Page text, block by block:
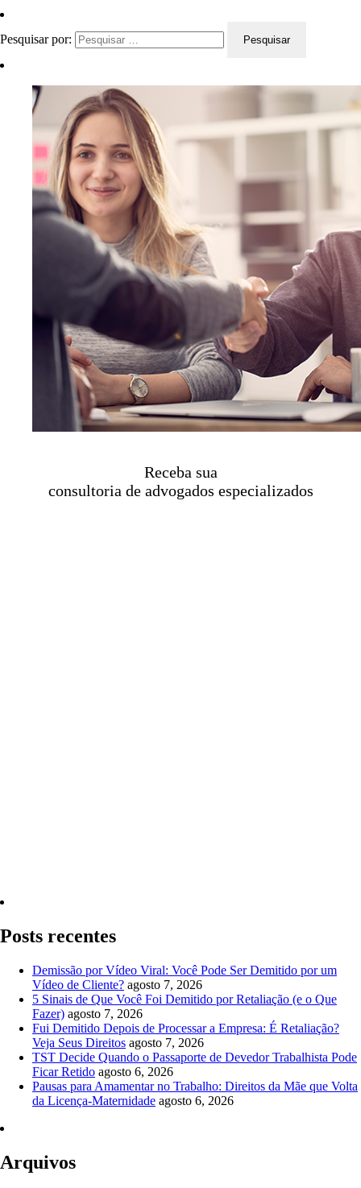
Pesquisar por:
Receba sua
consultoria de advogados especializados
Posts recentes
Demissão por Vídeo Viral: Você Pode Ser Demitido por um
Vídeo de Cliente? agosto 7, 2026
5 Sinais de Que Você Foi Demitido por Retaliação (e o Que
Fazer) agosto 7, 2026
Fui Demitido Depois de Processar a Empresa: É Retaliação?
Veja Seus Direitos agosto 7, 2026
TST Decide Quando o Passaporte de Devedor Trabalhista Pode
Ficar Retido agosto 6, 2026
Pausas para Amamentar no Trabalho: Direitos da Mãe que Volta
da Licença-Maternidade agosto 6, 2026
Arquivos